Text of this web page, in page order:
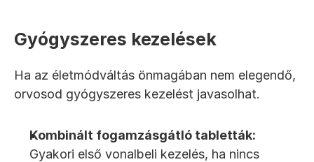
Gyógyszeres kezelések
Ha az életmódváltás önmagában nem elegendő,
orvosod gyógyszeres kezelést javasolhat.
Kombinált fogamzásgátló tabletták:
Gyakori első vonalbeli kezelés, ha nincs